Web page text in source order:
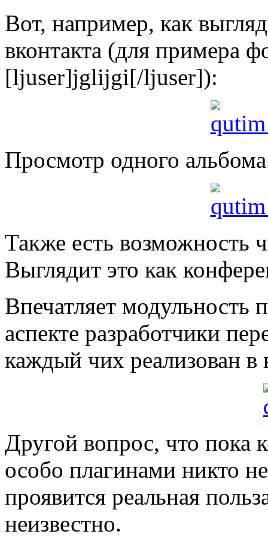
Вот, например, как
вконтакта (для примера
[ljuser]jglijgi[/ljuser]):
Просмотр одного
Также есть возможность
Выглядит это как
Впечатляет
аспекте разработчики
каждый чих реализован в
Другой вопрос, что пока
особо плагинами никто
проявится реальная
неизвестно.